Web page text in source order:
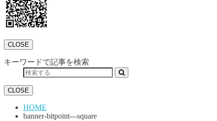
CLOSE
キーワードで記事を検索
CLOSE
HOME
banner-bitpoint---square